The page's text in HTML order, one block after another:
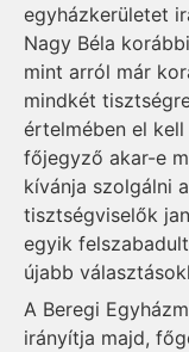
egyházkerületet
Nagy Béla
mint arról már
mindkét
értelmében el
főjegyző akar-e
kívánja szolgálni
tisztségviselők
egyik
újabb
A Beregi
irányítja majd,